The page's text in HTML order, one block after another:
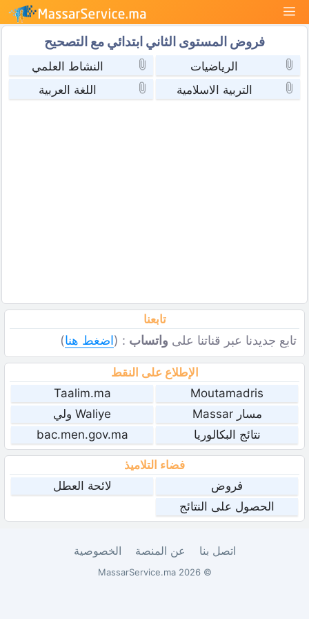
انتقل
إلى
القائمة
فروض المستوى الثاني ابتدائي مع التصحيح
الرياضيات
النشاط العلمي
التربية الاسلامية
اللغة العربية
تابعنا
تابع جديدنا عبر قناتنا على واتساب : (اضغط هنا)
الإطلاع على النقط
Moutamadris
Taalim.ma
مسار Massar
Waliye ولي
نتائج البكالوريا
bac.men.gov.ma
فضاء التلاميذ
فروض
لائحة العطل
الحصول على النتائج
اتصل بنا عن المنصة الخصوصية
© 2026 MassarService.ma